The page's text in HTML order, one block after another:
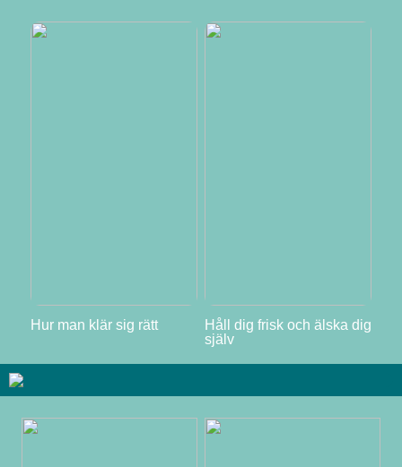
Hur man klär sig rätt
Håll dig frisk och älska dig
själv